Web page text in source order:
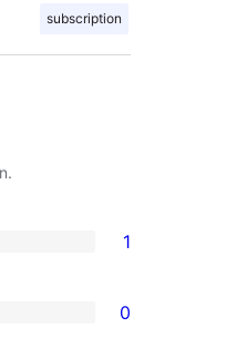
subscription
1
0